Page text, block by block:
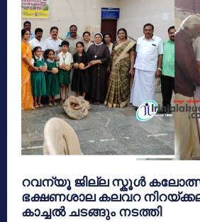
റവന്യൂ ജില്ല സ്കൂൾ
ഭക്ഷണശാല കലവറ
കാച്ചൽ ചടങ്ങും നടത്തി